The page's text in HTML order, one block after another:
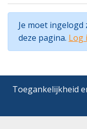
Je moet
deze pagina. Log
Toegankelijkheid